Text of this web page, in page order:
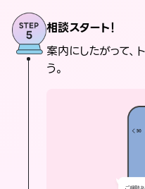
相談スタート！
案内にしたがって、
う。